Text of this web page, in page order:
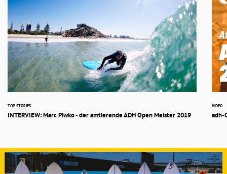
TOP STORIES
INTERVIEW: Marc Piwko - der amtierende ADH Open Meister 2019
VIDEO
adh-